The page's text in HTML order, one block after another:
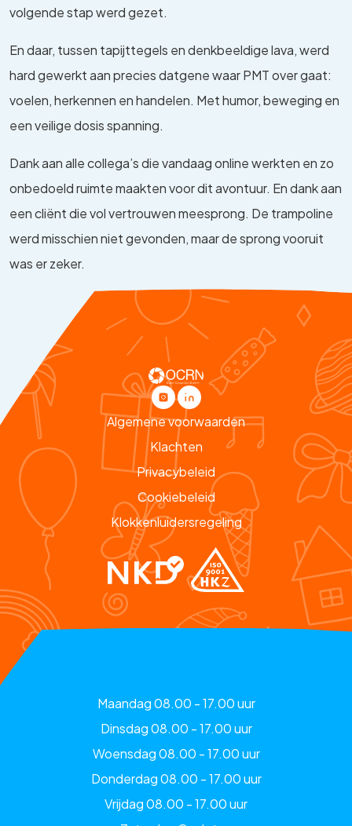
volgende stap werd gezet.
En daar, tussen tapijttegels en denkbeeldige lava, werd
hard gewerkt aan precies datgene waar PMT over gaat:
voelen, herkennen en handelen. Met humor, beweging en
een veilige dosis spanning.
Dank aan alle collega’s die vandaag online werkten en zo
onbedoeld ruimte maakten voor dit avontuur. En dank aan
een cliënt die vol vertrouwen meesprong. De trampoline
werd misschien niet gevonden, maar de sprong vooruit
was er zeker.
Algemene voorwaarden
Klachten
Privacybeleid
Cookiebeleid
Klokkenluidersregeling
Maandag 08.00 - 17.00 uur
Dinsdag 08.00 - 17.00 uur
Woensdag 08.00 - 17.00 uur
Donderdag 08.00 - 17.00 uur
Vrijdag 08.00 - 17.00 uur